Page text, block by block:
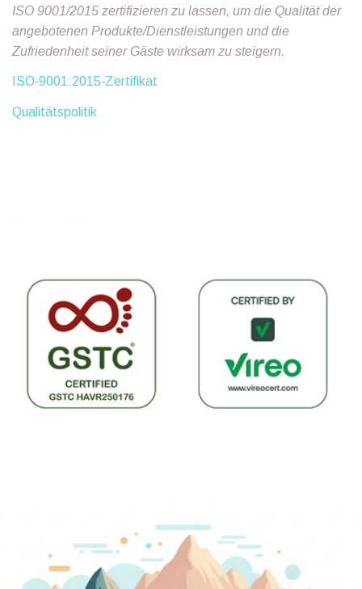
ISO 9001/2015 zertifizieren zu lassen, um die Qualität der
angebotenen Produkte/Dienstleistungen und die
Zufriedenheit seiner Gäste wirksam zu steigern.
ISO‑9001:2015‑Zertifikat
Qualitätspolitik